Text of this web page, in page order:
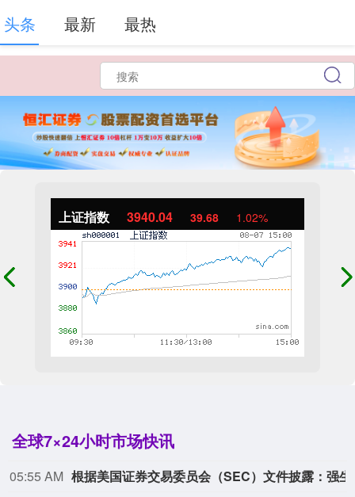
上证指数 3940.04 39.68 1.02%
全球7×24小时市场快讯
05:55 AM
头条 最新 最热